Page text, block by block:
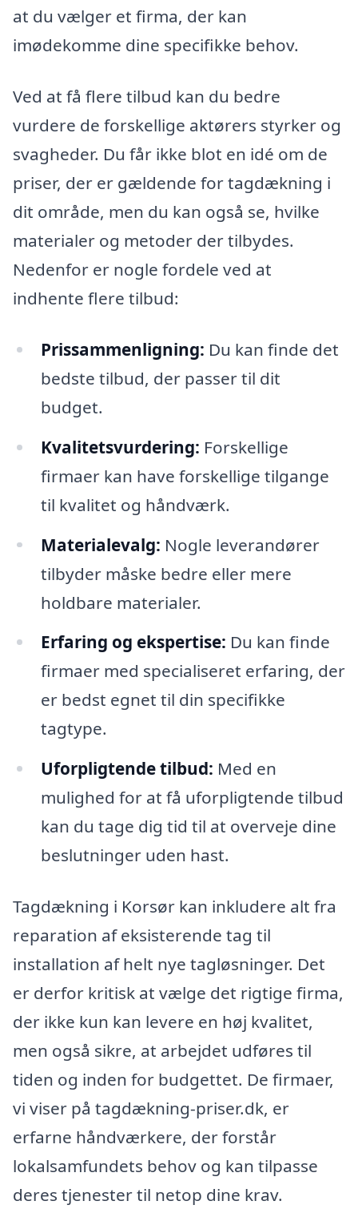
at du vælger et firma, der kan
imødekomme dine specifikke behov.
Ved at få flere tilbud kan du bedre
vurdere de forskellige aktørers styrker og
svagheder. Du får ikke blot en idé om de
priser, der er gældende for tagdækning i
dit område, men du kan også se, hvilke
materialer og metoder der tilbydes.
Nedenfor er nogle fordele ved at
indhente flere tilbud:
Prissammenligning: Du kan finde det
bedste tilbud, der passer til dit
budget.
Kvalitetsvurdering: Forskellige
firmaer kan have forskellige tilgange
til kvalitet og håndværk.
Materialevalg: Nogle leverandører
tilbyder måske bedre eller mere
holdbare materialer.
Erfaring og ekspertise: Du kan finde
firmaer med specialiseret erfaring, der
er bedst egnet til din specifikke
tagtype.
Uforpligtende tilbud: Med en
mulighed for at få uforpligtende tilbud
kan du tage dig tid til at overveje dine
beslutninger uden hast.
Tagdækning i Korsør kan inkludere alt fra
reparation af eksisterende tag til
installation af helt nye tagløsninger. Det
er derfor kritisk at vælge det rigtige firma,
der ikke kun kan levere en høj kvalitet,
men også sikre, at arbejdet udføres til
tiden og inden for budgettet. De firmaer,
vi viser på tagdækning-priser.dk, er
erfarne håndværkere, der forstår
lokalsamfundets behov og kan tilpasse
deres tjenester til netop dine krav.